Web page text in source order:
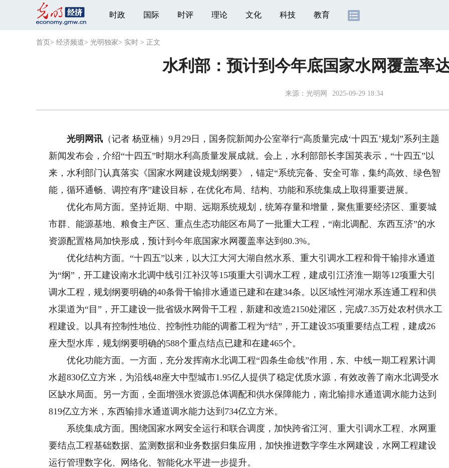
时政 国际 时评 理论 文化 科技 教育
首页 > 经济频道> 光明独家> 实时 > 正文
水利部：预计到今年底国家水网覆盖率
来源： 光明网 2025-09-29 18:34
光明网讯 （记者 杨亚楠）9月29日，国务院新闻办公室举行“高质量完成‘十四五’规划”系列主题
新闻发布会，介绍“十四五”时期水利高质量发展成就。会上，水利部部长李国英表示，“十四五”以
来，水利部门认真落实《国家水网建设规划纲要》，锚定“系统完备、安全可靠，集约高效、绿色智
能，循环通畅、调控有序”建设目标，在优化布局、结构、功能和系统集成上取得重要进展。
优化布局方面。坚持近期、中期、远期系统规划，统筹存量和增量，聚焦重要经济区、重要城
市群、能源基地、粮食主产区、重点生态功能区布局了一批重大工程，“南北调配、东西互济”的水
资源配置格局加快形成，预计到今年底国家水网覆盖率达到80.3%。
优化结构方面。“十四五”以来，以大江大河大湖自然水系、重大引调水工程和骨干输排水通道
为“纲”，开工建设南水北调中线引江补汉等15项重大引调水工程，建成引江济淮一期等12项重大引
调水工程，规划纲要明确的40条骨干输排水通道已建和在建34条。以区域性河湖水系连通工程和供
水渠道为“目”，开工建设一批省级水网骨干工程，新建和改造2150处灌区，完成7.35万处农村供水工
程建设。以具有控制性地位、控制性功能的调蓄工程为“结”，开工建设35项重要结点工程，建成26
座大型水库，规划纲要明确的588个重点结点已建和在建465个。
优化功能方面。一方面，充分发挥南水北调工程“四条生命线”作用，东、中线一期工程累计调
水超830亿立方米，为沿线48座大中型城市1.95亿人提供了稳定优质水源，有效改善了南水北调受水
区缺水局面。另一方面，全面增强水资源总体调配和供水保障能力，南北输排水通道调水能力达到
819亿立方米，东西输排水通道调水能力达到734亿立方米。
系统集成方面。围绕国家水网安全运行和联合调度，加快跨省江河、重大引调水工程、水网重
要结点工程基础数据、监测数据和业务数据归集应用，加快推进数字孪生水网建设，水网工程建设
运行管理数字化、网络化、智能化水平进一步提升。